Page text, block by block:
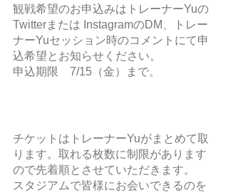
観戦希望のお申込みはトレーナーYuの
Twitterまたは InstagramのDM、トレー
ナーYuセッション時のコメントにて申
込希望とお知らせください。
申込期限　7/15（金）まで。
チケットはトレーナーYuがまとめて取
ります。取れる枚数に制限があります
ので先着順とさせていただきます。
スタジアムで皆様にお会いできるのを